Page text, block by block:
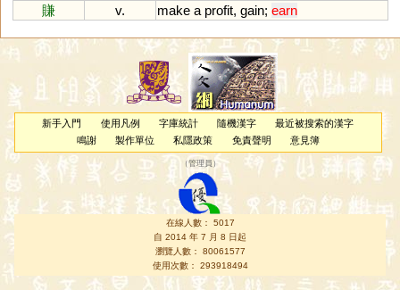
賺
v. make a profit, gain; earn
新手入門 使用凡例 字庫統計 隨機漢字
最近被搜索的漢字
鳴謝
製作單位 私隱政策 免責聲明 意見簿
（管理員 ）
在線人數： 5017
自 2014 年 7 月 8 日起
瀏覽人數： 80061577
使用次數： 293918494